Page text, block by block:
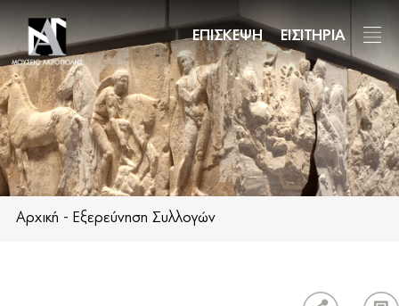
το
κυρίως
περιεχόμενο
ΕΠΙΣΚΕΨΗ ΕΙΣΙΤΗΡΙΑ
Αρχική - Εξερεύνηση Συλλογών